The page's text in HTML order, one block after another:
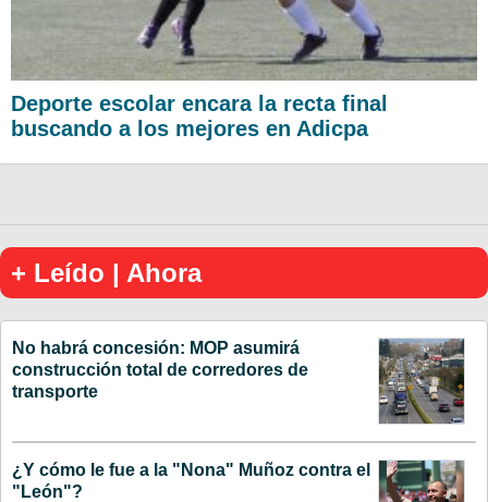
Deporte escolar encara la recta final
buscando a los mejores en Adicpa
+ Leído | Ahora
No habrá concesión: MOP asumirá
construcción total de corredores de
transporte
¿Y cómo le fue a la "Nona" Muñoz contra el
"León"?